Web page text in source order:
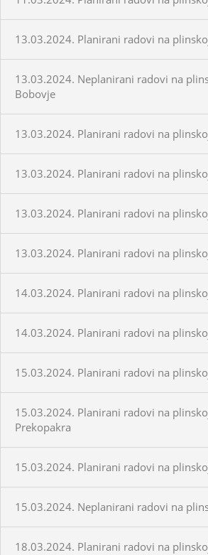
13.03.2024. Planirani radovi na
13.03.2024. Neplanirani radovi na
Bobovje
13.03.2024. Planirani radovi na
13.03.2024. Planirani radovi na
13.03.2024. Planirani radovi na
13.03.2024. Planirani radovi na
14.03.2024. Planirani radovi na
14.03.2024. Planirani radovi na
15.03.2024. Planirani radovi na
15.03.2024. Planirani radovi na
Prekopakra
15.03.2024. Planirani radovi na
15.03.2024. Neplanirani radovi na
18.03.2024. Planirani radovi na